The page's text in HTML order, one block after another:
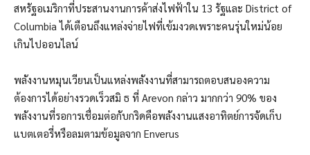
สหรัฐอเมริกาที่ประสานงานการค้าส่งไฟฟ้าใน 13 รัฐและ District of
Columbia ได้เตือนถึงแหล่งจ่ายไฟที่เข้มงวดเพราะคนรุ่นใหม่น้อย
เกินไปออนไลน์
พลังงานหมุนเวียนเป็นแหล่งพลังงานที่สามารถตอบสนองความ
ต้องการได้อย่างรวดเร็วสมิ ธ ที่ Arevon กล่าว มากกว่า 90% ของ
พลังงานที่รอการเชื่อมต่อกับกริดคือพลังงานแสงอาทิตย์การจัดเก็บ
แบตเตอรี่หรือลมตามข้อมูลจาก Enverus